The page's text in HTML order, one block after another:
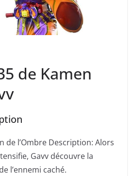
de Kamen
de l’Ombre Description: Alors
Gavv découvre la
l’ennemi caché.